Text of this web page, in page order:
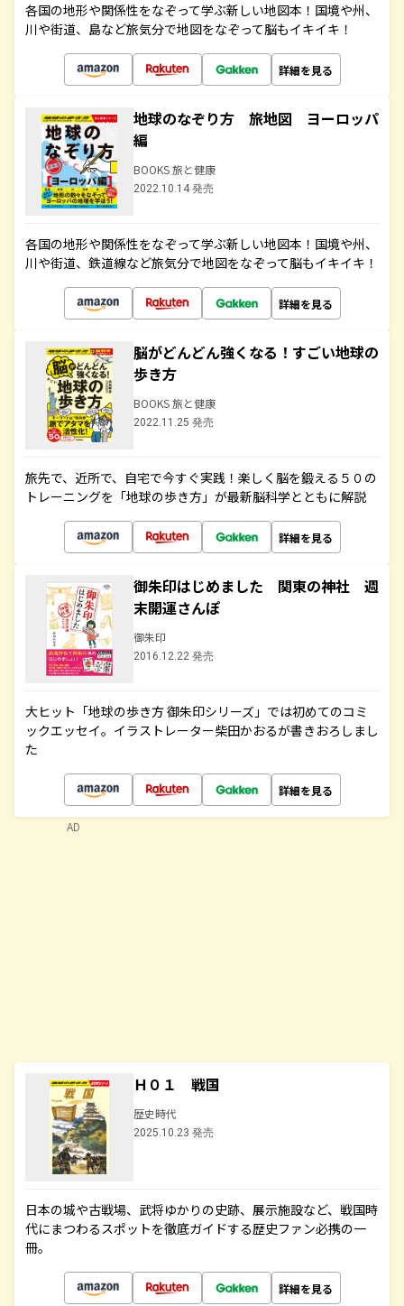
各国の地形や関係性をなぞって学ぶ新しい地図本！国境や州、
川や街道、島など旅気分で地図をなぞって脳もイキイキ！
詳細を見る
地球のなぞり方 旅地図 ヨーロッパ
編
BOOKS 旅と健康
2022.10.14 発売
各国の地形や関係性をなぞって学ぶ新しい地図本！国境や州、
川や街道、鉄道線など旅気分で地図をなぞって脳もイキイキ！
詳細を見る
脳がどんどん強くなる！すごい地球の
歩き方
BOOKS 旅と健康
2022.11.25 発売
旅先で、近所で、自宅で今すぐ実践！楽しく脳を鍛える５０の
トレーニングを「地球の歩き方」が最新脳科学とともに解説
詳細を見る
御朱印はじめました 関東の神社 週
末開運さんぽ
御朱印
2016.12.22 発売
大ヒット「地球の歩き方 御朱印シリーズ」では初めてのコミ
ックエッセイ。イラストレーター柴田かおるが書きおろしまし
た
詳細を見る
Ｈ０１ 戦国
歴史時代
2025.10.23 発売
日本の城や古戦場、武将ゆかりの史跡、展示施設など、戦国時
代にまつわるスポットを徹底ガイドする歴史ファン必携の一
冊。
詳細を見る
AD